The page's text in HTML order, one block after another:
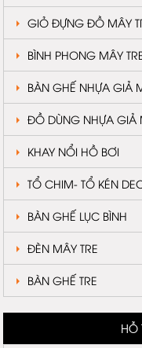
GIỎ ĐỰNG ĐỒ MÂY
BÌNH PHONG MÂY
BÀN GHẾ NHỰA GIẢ
ĐỒ DÙNG NHỰA GIẢ
KHAY NỔI HỒ BƠI
TỔ CHIM- TỔ KÉN
BÀN GHẾ LỤC BÌNH
ĐÈN MÂY TRE
BÀN GHẾ TRE
HỖ